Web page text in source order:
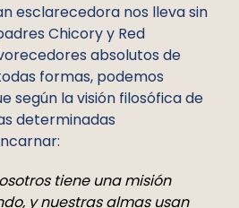
esclarecedora nos lleva sin
Chicory y Red
absolutos de
formas, podemos
según la visión filosófica de
determinadas
tiene una misión
y nuestras almas usan